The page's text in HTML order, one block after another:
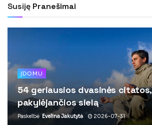
Susiję Pranešimai
ĮDOMU
54 geriausios dvasinės citatos,
pakylėjančios sielą
Paskelbė Evelina Jakutytė 2026-07-31